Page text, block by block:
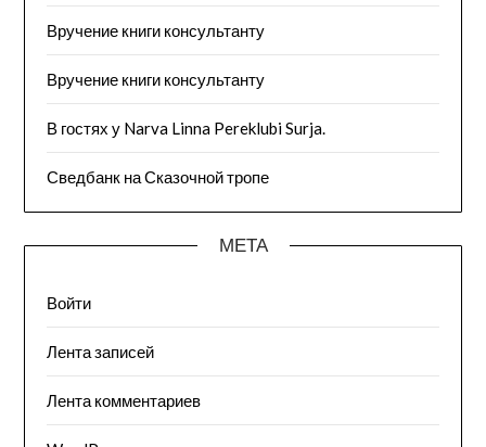
Вручение книги консультанту
Вручение книги консультанту
В гостях у Narva Linna Pereklubi Surja.
Сведбанк на Сказочной тропе
МЕТА
Войти
Лента записей
Лента комментариев